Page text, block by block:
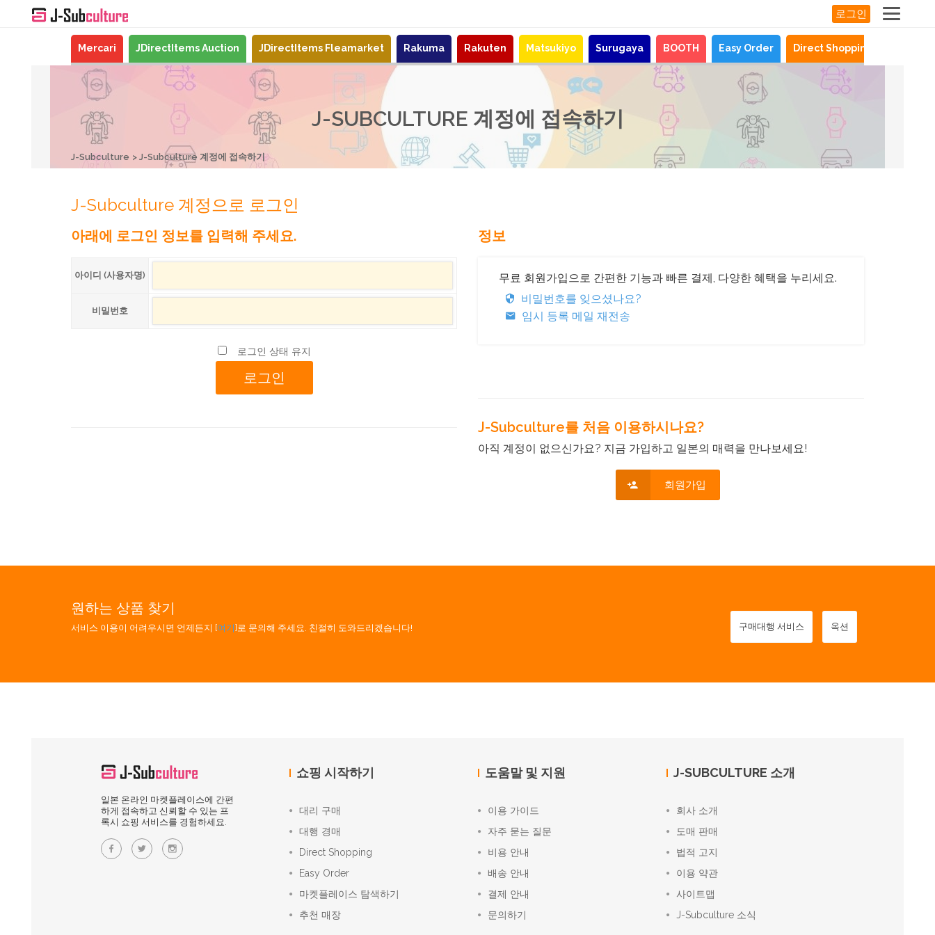
로그인
Mercari JDirectItems Auction JDirectItems Fleamarket Rakuma Rakuten Matsukiyo Surugaya BOOTH Easy Order Direct Shopping
J-SUBCULTURE 계정에 접속하기
J-Subculture J-Subculture 계정에 접속하기
J-Subculture 계정으로 로그인
아래에 로그인 정보를 입력해 주세요.
아이디 (사용자명)
비밀번호
로그인 상태 유지
정보
무료 회원가입으로 간편한 기능과 빠른 결제, 다양한 혜택을 누리세요.
비밀번호를 잊으셨나요?
임시 등록 메일 재전송
J-Subculture를 처음 이용하시나요?
아직 계정이 없으신가요? 지금 가입하고 일본의 매력을 만나보세요!
회원가입
원하는 상품 찾기
서비스 이용이 어려우시면 언제든지 [여기]로 문의해 주세요. 친절히 도와드리겠습니다! 구매대행 서비스 옥션
일본 온라인 마켓플레이스에 간편
하게 접속하고 신뢰할 수 있는 프
록시 쇼핑 서비스를 경험하세요.
쇼핑 시작하기
대리 구매
대행 경매
Direct Shopping
Easy Order
마켓플레이스 탐색하기
추천 매장
도움말 및 지원
이용 가이드
자주 묻는 질문
비용 안내
배송 안내
결제 안내
문의하기
J-SUBCULTURE 소개
회사 소개
도매 판매
법적 고지
이용 약관
사이트맵
J-Subculture 소식